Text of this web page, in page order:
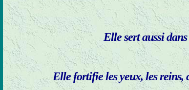
Elle sert aussi
Elle fortifie les yeux, les reins,